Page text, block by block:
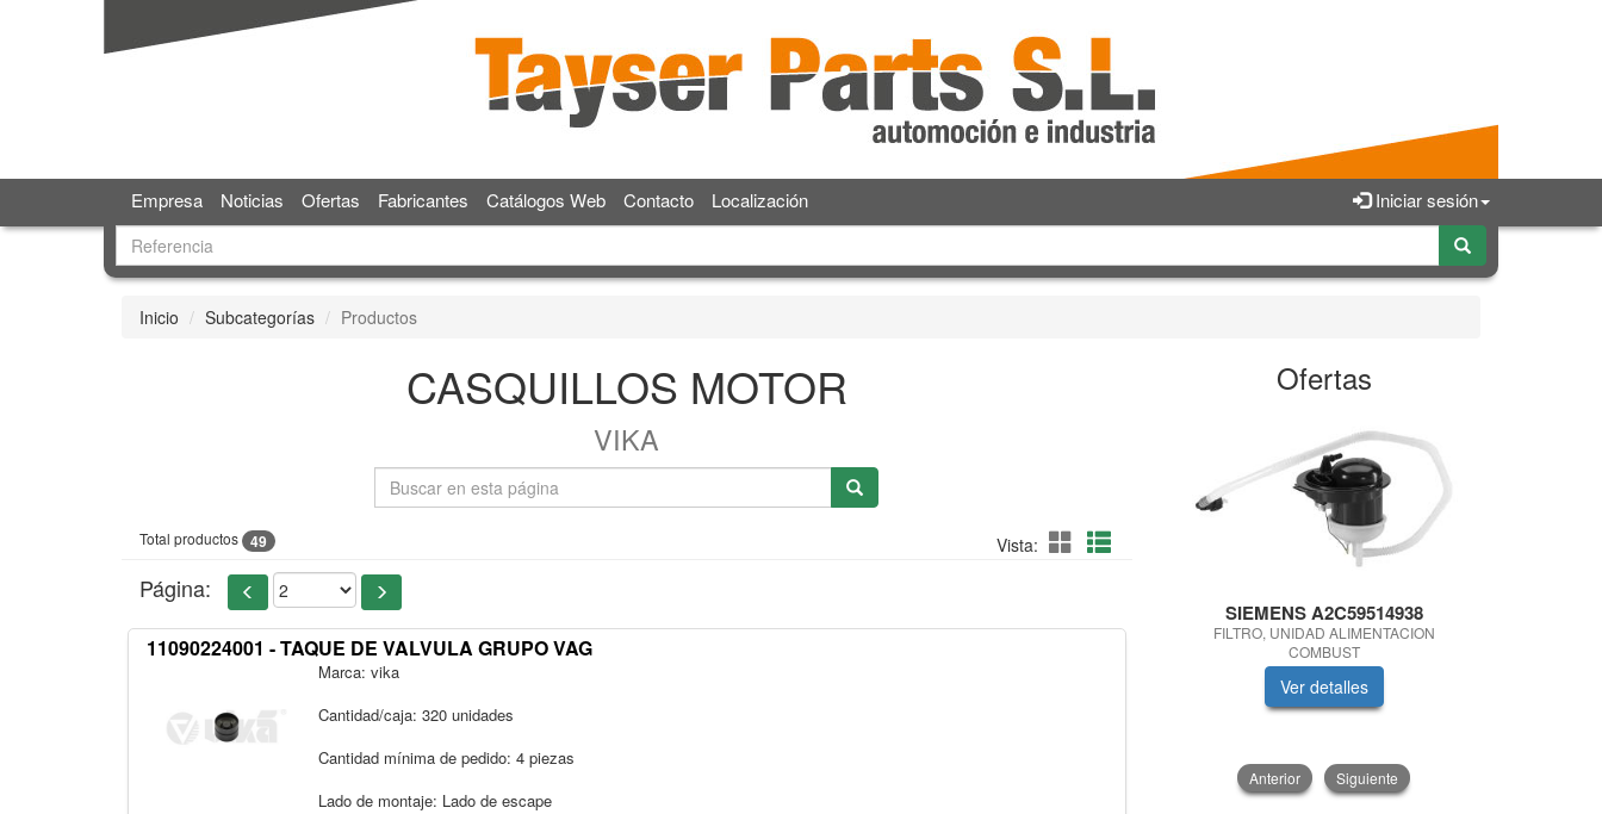
Iniciar sesión
Empresa Noticias Ofertas Fabricantes Catálogos Web Contacto Localización
Inicio Subcategorías Productos
CASQUILLOS MOTOR
VIKA
Total productos 49 Vista:
Página:
11090224001 - TAQUE DE VALVULA GRUPO VAG
Marca: vika
Cantidad/caja: 320 unidades
Cantidad mínima de pedido: 4 piezas
Lado de montaje: Lado de escape
Ofertas
SIEMENS A2C59514938
FILTRO, UNIDAD ALIMENTACION
COMBUST
Ver detalles
Anterior Siguiente